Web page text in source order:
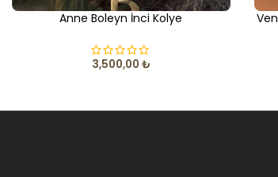
Anne Boleyn İnci Kolye
3,500,00 ₺